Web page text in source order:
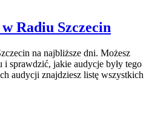
Radiu Szczecin
na najbliższe dni. Możesz
i sprawdzić, jakie audycje były tego
audycji znajdziesz listę wszystkich